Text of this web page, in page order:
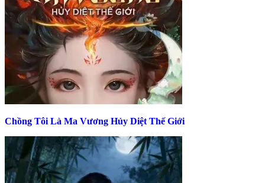
Chồng Tôi Là Ma Vương Hủy Diệt Thế Giới